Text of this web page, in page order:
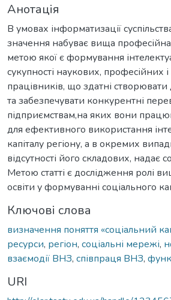
Анотація
В умовах інформатизації
значення набуває вища професійна
метою якої є формування
сукупності наукових, професійних
працівників, що здатні створювати
та забезпечувати конкурентні
підприємствам,на яких вони
для ефективного використання
капіталу регіону, а в окремих
відсутності його складових, надає
Метою статті є дослідження ролі
освіти у формуванні соціального
Ключові слова
визначення поняття «соціальний
ресурси, регіон, соціальні мережі,
взаємодії ВНЗ, співпраця ВНЗ,
URI